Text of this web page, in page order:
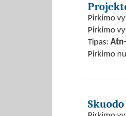
Pirkimo
Pirkimo
Tipas:
Pirkimo